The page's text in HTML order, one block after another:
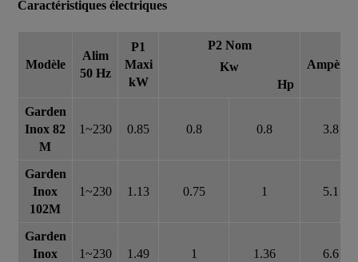
Caractéristiques électriques
Modèle
Alim
50 Hz
P1
Maxi
kW
P2 Nom
Kw
Hp
Ampères
Garden
Inox 82
M
1~230 0.85 0.8 0.8 3.8
Garden
Inox
102M
1~230 1.13 0.75 1 5.1
Garden
Inox
1~230 1.49 1 1.36 6.6